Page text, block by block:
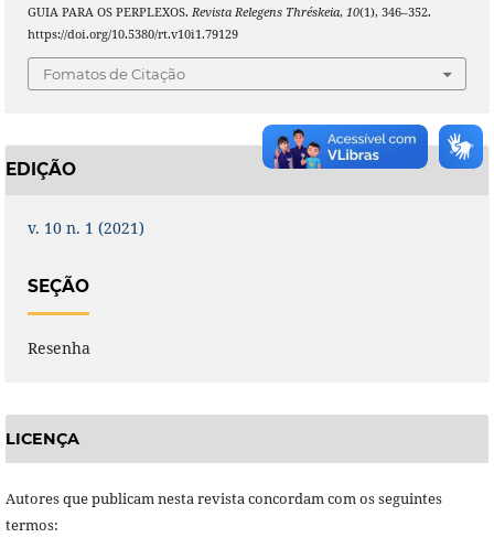
GUIA PARA OS PERPLEXOS. Revista Relegens Thréskeia, 10(1), 346–352.
https://doi.org/10.5380/rt.v10i1.79129
Fomatos de Citação
EDIÇÃO
v. 10 n. 1 (2021)
SEÇÃO
Resenha
LICENÇA
Autores que publicam nesta revista concordam com os seguintes
termos: